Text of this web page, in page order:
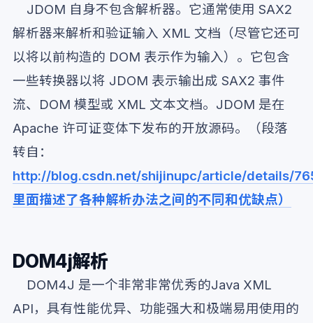
JDOM 自身不包含解析器。它通常使用 SAX2
解析器来解析和验证输入 XML 文档（尽管它还可
以将以前构造的 DOM 表示作为输入）。它包含
一些转换器以将 JDOM 表示输出成 SAX2 事件
流、DOM 模型或 XML 文本文档。JDOM 是在
Apache 许可证变体下发布的开放源码。（段落
转自：
http://blog.csdn.net/shijinupc/article/details/
里面描述了各种解析办法之间的不同和优缺点）
DOM4j解析
DOM4J 是一个非常非常优秀的Java XML
API，具有性能优异、功能强大和极端易用使用的